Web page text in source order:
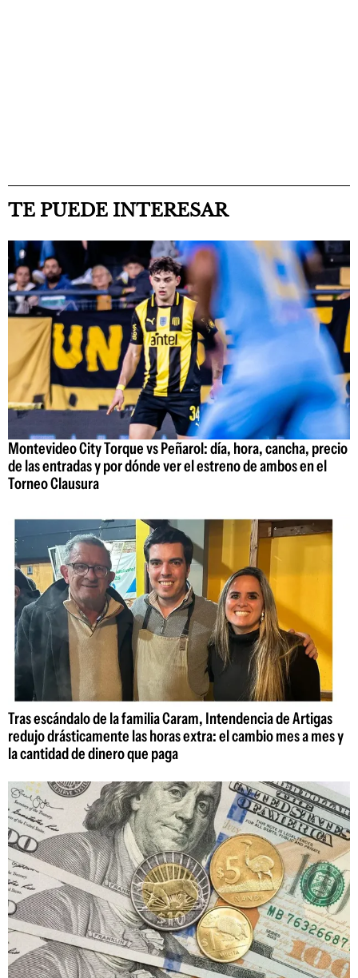
TE PUEDE INTERESAR
Montevideo City Torque vs Peñarol: día, hora, cancha, precio
de las entradas y por dónde ver el estreno de ambos en el
Torneo Clausura
Tras escándalo de la familia Caram, Intendencia de Artigas
redujo drásticamente las horas extra: el cambio mes a mes y
la cantidad de dinero que paga